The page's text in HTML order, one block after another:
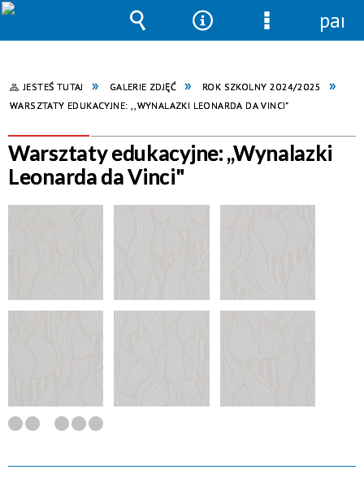
JESTEŚ TUTAJ GALERIE ZDJĘĆ
ROK SZKOLNY 2024/2025
WARSZTATY EDUKACYJNE: ,,WYNALAZKI LEONARDA DA VINCI"
Warsztaty edukacyjne: ,,Wynalazki
Leonarda da Vinci"
Wyszukiwarka
NarzędziaMenu